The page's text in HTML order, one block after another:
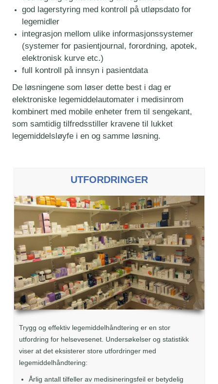
god lagerstyring med kontroll på utløpsdato for
legemidler
integrasjon mellom ulike informasjonssystemer
(systemer for pasientjournal, forordning, apotek,
elektronisk kurve etc.)
full kontroll på innsyn i pasientdata
De løsningene som løser dette best i dag er
elektroniske legemiddelautomater i medisinrom
kombinert med mobile enheter frem til sengekant,
som samtidig tilfredsstiller kravene til lukket
legemiddelsløyfe i en og samme løsning.
UTFORDRINGER
Trygg og effektiv legemiddelhåndtering er en stor
utfordring for helsevesenet. Undersøkelser og statistikk
viser at det eksisterer store utfordringer med
legemiddelhåndtering:
Årlig antall tilfeller av medisineringsfeil er betydelig